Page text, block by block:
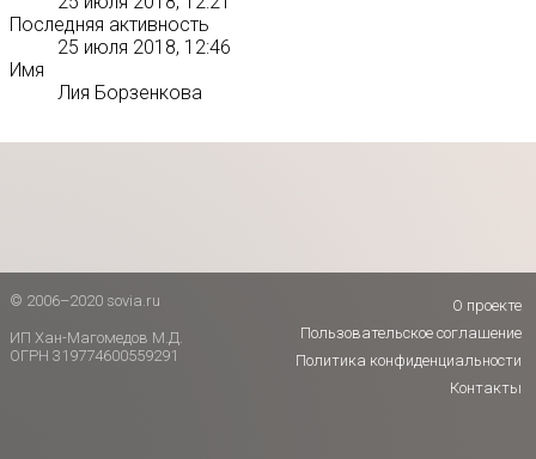
Последняя активность
25 июля 2018, 12:46
Имя
Лия Борзенкова
© 2006–2020 sovia.ru
ИП Хан-Магомедов М.Д.
ОГРН 319774600559291
О проекте
Пользовательское соглашение
Политика конфиденциальности
Контакты